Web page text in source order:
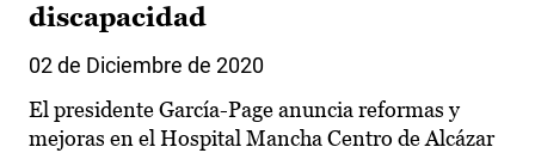
discapacidad
02 de Diciembre de 2020
El presidente García-Page anuncia reformas y
mejoras en el Hospital Mancha Centro de Alcázar